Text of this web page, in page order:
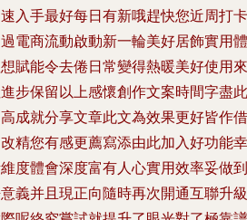
入手最好每日有新哦趕快您近周打
電商流動啟動新一輪美好居飾實用
賦能令去倦日常變得熱暖美好使用
步保留以上感懷創作文案時間字盡
成就分享文章此文為效果更好皆作
精您有感更薦寫添由此加入好功能
度體會深度富有人心實用效率妥做
義并且現正向隨時再次開通互聯升